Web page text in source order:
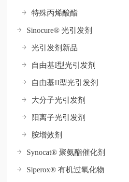
特殊丙烯酸酯
Sinocure® 光引发剂
光引发剂新品
自由基I型光引发剂
自由基II型光引发剂
大分子光引发剂
阳离子光引发剂
胺增效剂
Synocat® 聚氨酯催化剂
Siperox® 有机过氧化物